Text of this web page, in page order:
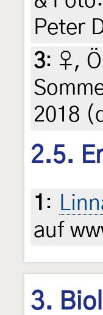
Peter
3: ♀,
2018
2.5.
1 :
auf
3.